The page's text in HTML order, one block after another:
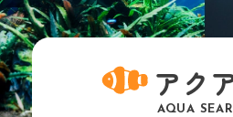
アク
AQUA